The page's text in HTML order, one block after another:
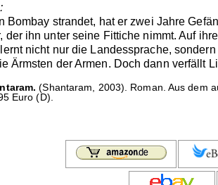
Bombay strandet, hat er zwei Jahre
der ihn unter seine Fittiche nimmt. Auf
nicht nur die Landessprache,
Ärmsten der Armen. Doch dann verfällt
(Shantaram, 2003). Roman. Aus dem
Euro (D).